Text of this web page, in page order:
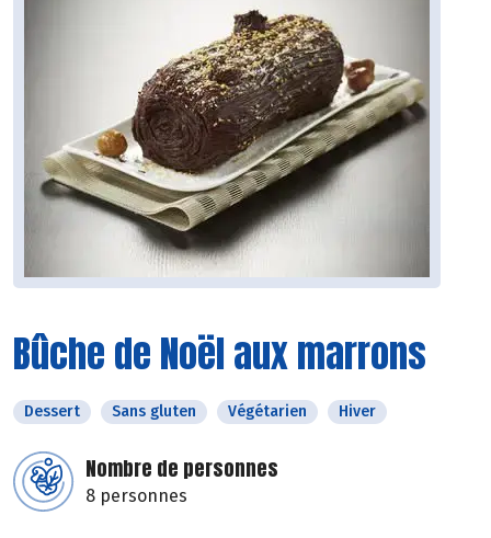
Bûche de Noël aux marrons
Dessert Sans gluten Végétarien Hiver
Nombre de personnes
8 personnes